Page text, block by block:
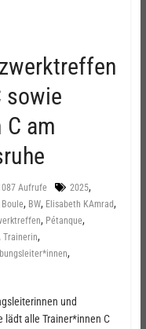
sowie
am
Aufrufe 2025,
Boule, BW, Elisabeth KAmrad,
, Pétanque,
Trainerin,
,
und
lädt alle Trainer*innen C